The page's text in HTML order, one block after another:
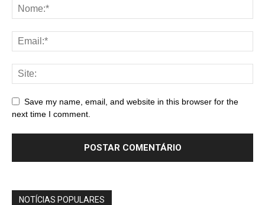
Save my name, email, and website in this browser for the
next time I comment.
NOTÍCIAS POPULARES